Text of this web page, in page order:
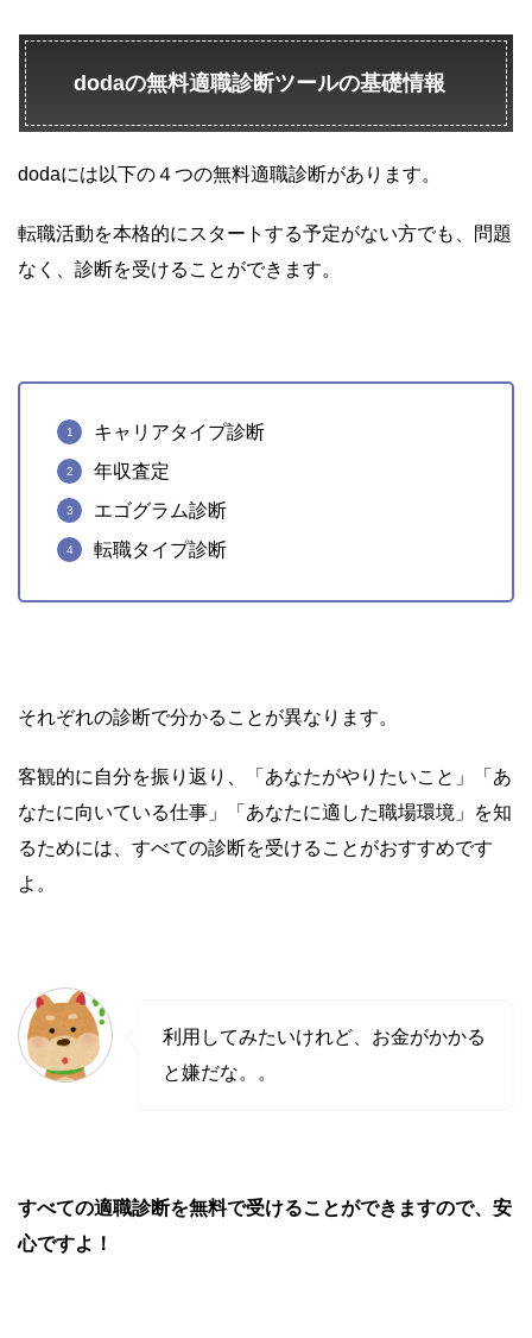
dodaの無料適職診断ツールの基礎情報
dodaには以下の４つの無料適職診断があります。
転職活動を本格的にスタートする予定がない方でも、問題
なく、診断を受けることができます。
キャリアタイプ診断
年収査定
エゴグラム診断
転職タイプ診断
それぞれの診断で分かることが異なります。
客観的に自分を振り返り、「あなたがやりたいこと」「あ
なたに向いている仕事」「あなたに適した職場環境」を知
るためには、すべての診断を受けることがおすすめです
よ。
利用してみたいけれど、お金がかかる
と嫌だな。。
すべての適職診断を無料で受けることができますので、安
心ですよ！